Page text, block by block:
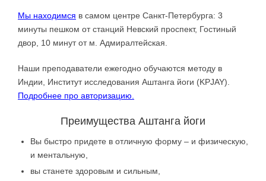
Мы находимся в самом центре Санкт-Петербурга: 3
минуты пешком от станций Невский проспект, Гостиный
двор, 10 минут от м. Адмиралтейская.
Наши преподаватели ежегодно обучаются методу в
Индии, Институт исследования Аштанга йоги (KPJAY).
Подробнее про авторизацию.
Преимущества Аштанга йоги
Вы быстро придете в отличную форму – и физическую,
и ментальную,
вы станете здоровым и сильным,